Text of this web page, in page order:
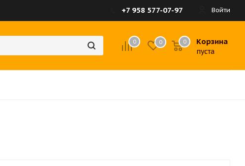
Войти
+7 958 577-07-97
0 0 Корзина
пуста
0